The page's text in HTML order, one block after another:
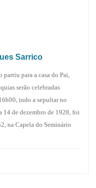
Sarrico
para a casa do Pai,
serão celebradas
indo a sepultar no
14 de dezembro de 1928, foi
na Capela do Seminário